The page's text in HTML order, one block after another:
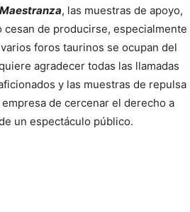
, las muestras de apoyo,
cesan de producirse, especialmente
foros taurinos se ocupan del
agradecer todas las llamadas
y las muestras de repulsa
de cercenar el derecho a
un espectáculo público.